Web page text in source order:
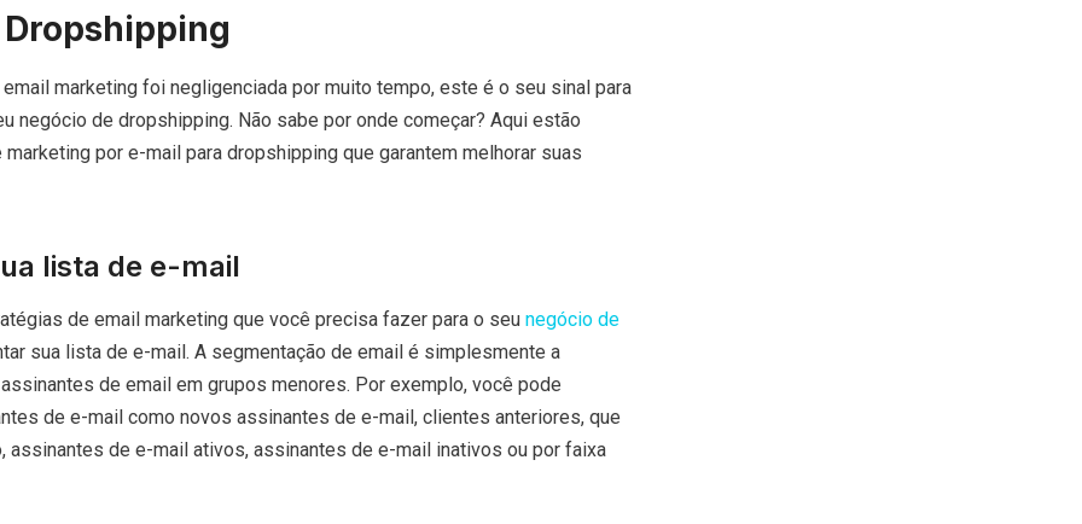
marketing foi negligenciada por muito tempo, este é o seu sinal para
negócio de dropshipping. Não sabe por onde começar? Aqui estão
por e-mail para dropshipping que garantem melhorar suas
lista de e-mail
de email marketing que você precisa fazer para o seu negócio de
sua lista de e-mail. A segmentação de email é simplesmente a
de email em grupos menores. Por exemplo, você pode
de e-mail como novos assinantes de e-mail, clientes anteriores, que
assinantes de e-mail ativos, assinantes de e-mail inativos ou por faixa